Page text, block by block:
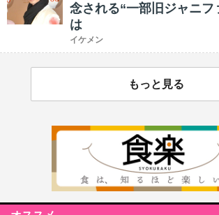
念される“一部旧ジャニフ
は
イケメン
もっと見る